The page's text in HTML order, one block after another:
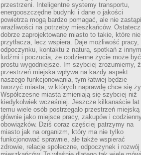
przestrzeni. Inteligentne systemy transportu,
energooszczędne budynki i dane o jakości
powietrza mogą bardzo pomagać, ale nie
wrażliwości na potrzeby mieszkańców.
dobrze zaprojektowane miasto to takie, które nie
przytłacza, lecz wspiera. Daje możliwość pracy,
odpoczynku, kontaktu z naturą, spotkań z
ludźmi i poczucia, że codzienne życie może
prostu wygodniejsze. Im szybciej zrozumiemy,
przestrzeń miejska wpływa na każdy aspekt
naszego funkcjonowania, tym łatwiej będzie
tworzyć miasta, w których naprawdę chce się
Współczesne miasta zmieniają się szybciej niż
kiedykolwiek wcześniej. Jeszcze kilkanaście lat
temu wiele osób postrzegało przestrzeń miejską
głównie jako miejsce pracy, zakupów i
obowiązków. Dziś coraz częściej patrzymy na
miasto jak na organizm, który ma nie tylko
funkcjonować sprawnie, ale także wspierać
zdrowie, relacje społeczne, odpoczynek i rozwój